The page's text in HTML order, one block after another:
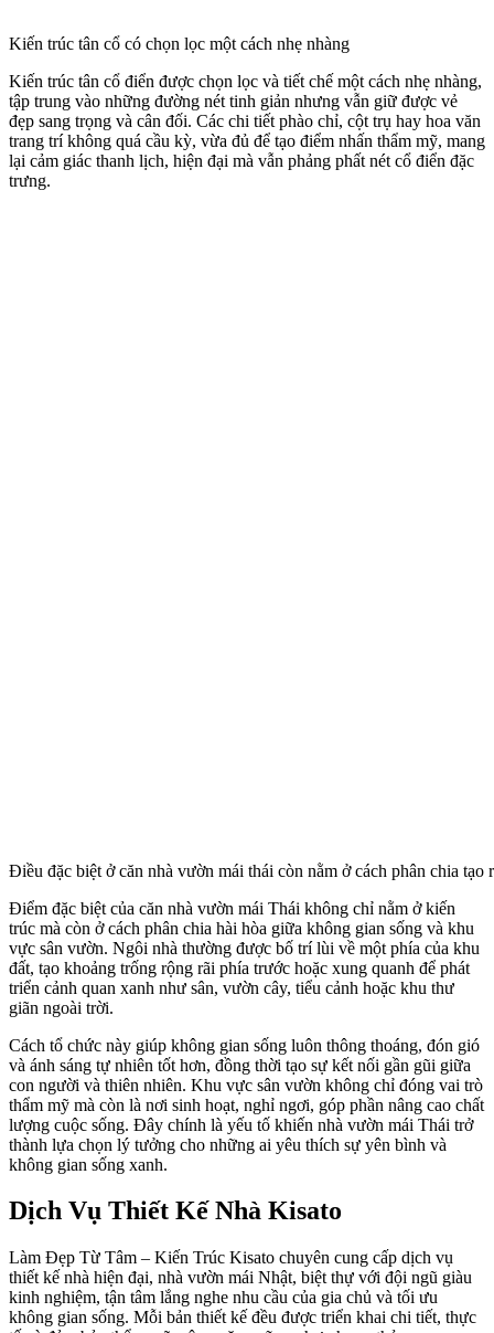
Kiến trúc tân cổ có chọn lọc một cách nhẹ nhàng
Kiến trúc tân cổ điển được chọn lọc và tiết chế một cách nhẹ nhàng,
tập trung vào những đường nét tinh giản nhưng vẫn giữ được vẻ
đẹp sang trọng và cân đối. Các chi tiết phào chỉ, cột trụ hay hoa văn
trang trí không quá cầu kỳ, vừa đủ để tạo điểm nhấn thẩm mỹ, mang
lại cảm giác thanh lịch, hiện đại mà vẫn phảng phất nét cổ điển đặc
trưng.
Điều đặc biệt ở căn nhà vườn mái thái còn nằm ở cách phân chia
Điểm đặc biệt của căn nhà vườn mái Thái không chỉ nằm ở kiến
trúc mà còn ở cách phân chia hài hòa giữa không gian sống và khu
vực sân vườn. Ngôi nhà thường được bố trí lùi về một phía của khu
đất, tạo khoảng trống rộng rãi phía trước hoặc xung quanh để phát
triển cảnh quan xanh như sân, vườn cây, tiểu cảnh hoặc khu thư
giãn ngoài trời.
Cách tổ chức này giúp không gian sống luôn thông thoáng, đón gió
và ánh sáng tự nhiên tốt hơn, đồng thời tạo sự kết nối gần gũi giữa
con người và thiên nhiên. Khu vực sân vườn không chỉ đóng vai trò
thẩm mỹ mà còn là nơi sinh hoạt, nghỉ ngơi, góp phần nâng cao chất
lượng cuộc sống. Đây chính là yếu tố khiến nhà vườn mái Thái trở
thành lựa chọn lý tưởng cho những ai yêu thích sự yên bình và
không gian sống xanh.
Dịch Vụ Thiết Kế Nhà Kisato
Làm Đẹp Từ Tâm – Kiến Trúc Kisato chuyên cung cấp dịch vụ
thiết kế nhà hiện đại, nhà vườn mái Nhật, biệt thự với đội ngũ giàu
kinh nghiệm, tận tâm lắng nghe nhu cầu của gia chủ và tối ưu
không gian sống. Mỗi bản thiết kế đều được triển khai chi tiết, thực